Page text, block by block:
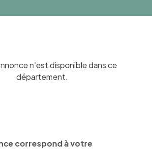
n'est disponible dans ce
département.
correspond à votre